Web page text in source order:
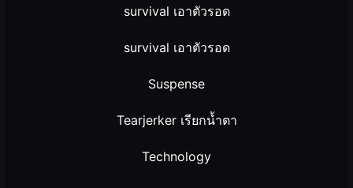
survival เอาตัวรอด
survival เอาตัวรอด
Suspense
Tearjerker เรียกน้ำตา
Technology